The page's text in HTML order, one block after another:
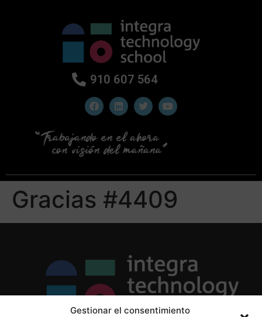
Gestionar el consentimiento
910 607 564
Gracias #4409